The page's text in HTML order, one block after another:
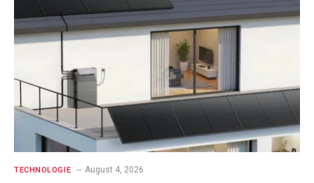
TECHNOLOGIE August 4, 2026